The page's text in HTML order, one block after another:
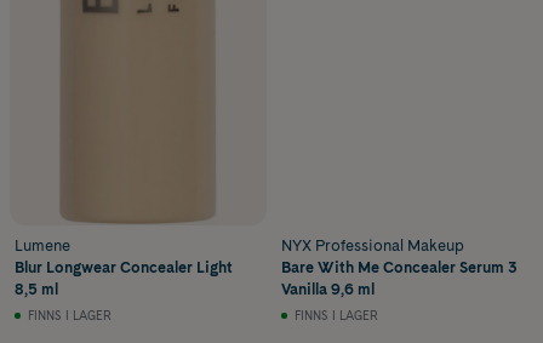
Lumene
Blur Longwear Concealer Light
8,5 ml
FINNS I LAGER
NYX Professional Makeup
Bare With Me Concealer Serum 3
Vanilla 9,6 ml
FINNS I LAGER